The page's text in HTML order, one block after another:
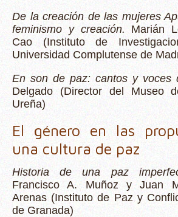
De la creación de las mujeres
feminismo y creación. Marián
Cao (Instituto de
Universidad Complutense de
En son de paz: cantos y voces
Delgado (Director del Museo
Ureña)
El género en las
una cultura de paz
Historia de una paz
Francisco A. Muñoz y Juan
Arenas (Instituto de Paz y
de Granada)